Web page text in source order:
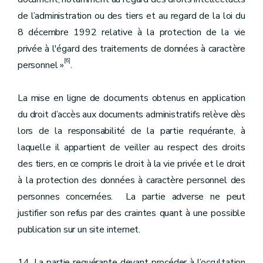
de l’administration ou des tiers et au regard de la loi du
8 décembre 1992 relative à la protection de la vie
privée à l'égard des traitements de données à caractère
personnel »[6].
La mise en ligne de documents obtenus en application
du droit d’accès aux documents administratifs relève dès
lors de la responsabilité de la partie requérante, à
laquelle il appartient de veiller au respect des droits
des tiers, en ce compris le droit à la vie privée et le droit
à la protection des données à caractère personnel des
personnes concernées. La partie adverse ne peut
justifier son refus par des craintes quant à une possible
publication sur un site internet.